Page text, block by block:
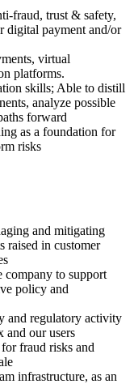
fraud, trust & safety,
digital payment and/or
virtual
platforms.
skills; Able to distill
analyze possible
forward
as a foundation for
risks
and mitigating
raised in customer
company to support
policy and
and regulatory activity
and our users
fraud risks and
infrastructure, as an